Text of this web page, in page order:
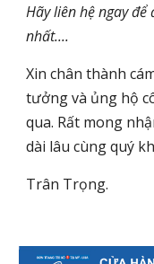
Hãy liên hệ ngay
nhất....
Xin chân thành
tưởng và ủng hộ
qua. Rất mong
dài lâu cùng quý
Trân Trọng.